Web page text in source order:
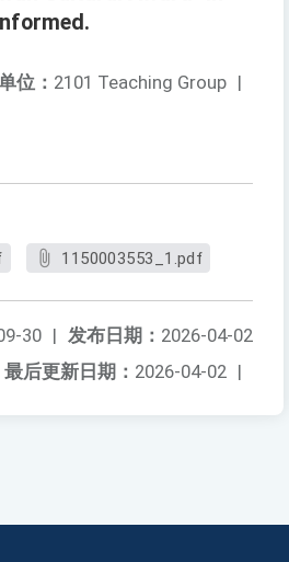
位： 2101 Teaching Group |
1150003553_1.pdf
发布日期： 2026-04-02
30 |
最后更新日期： 2026-04-02 |